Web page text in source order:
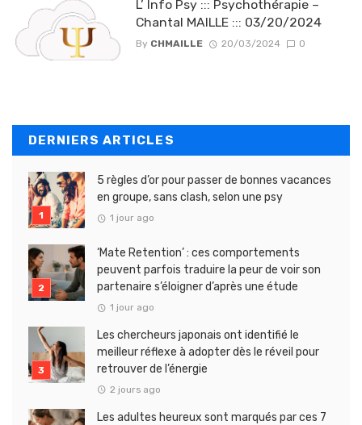
L’ Info Psy ::: Psychothérapie –
Chantal MAILLE ::: 03/20/2024
By CHMAILLE 20/03/2024 0
DERNIERS ARTICLES
5 règles d’or pour passer de bonnes vacances
en groupe, sans clash, selon une psy
1 jour ago
‘Mate Retention’ : ces comportements
peuvent parfois traduire la peur de voir son
partenaire s’éloigner d’après une étude
1 jour ago
Les chercheurs japonais ont identifié le
meilleur réflexe à adopter dès le réveil pour
retrouver de l’énergie
2 jours ago
Les adultes heureux sont marqués par ces 7